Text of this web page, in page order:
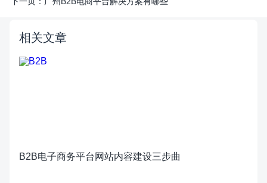
相关文章
B2B电子商务平台网站内容建设三步曲